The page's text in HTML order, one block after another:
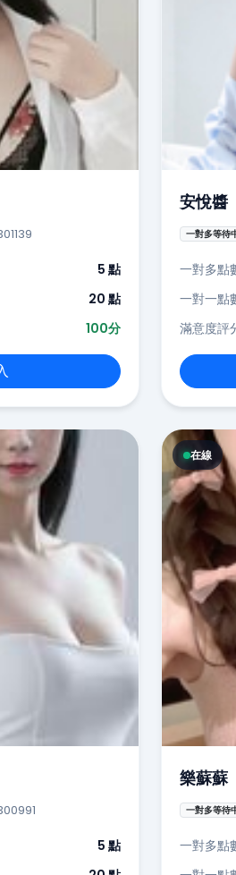
5 點
20 點
100分
安悅醬
一對多等待
一對多點
一對一點
滿意度評
5 點
在線
樂蘇蘇
一對多等待
一對多點